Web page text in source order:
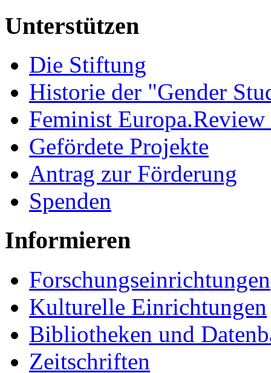
Unterstützen
Die Stiftung
Historie der "Gender
Feminist
Gefördete Projekte
Antrag zur Förderung
Spenden
Informieren
Forschungseinrichtungen
Kulturelle Einrichtungen
Bibliotheken und
Zeitschriften